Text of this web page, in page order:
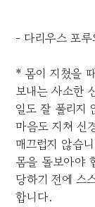
- 다리우스 포루
* 몸이 지쳤을 때
보내는 사소한
일도 잘 풀리지
마음도 지쳐 신
매끄럽지 않습
몸을 돌보아야
당하기 전에 스
합니다.